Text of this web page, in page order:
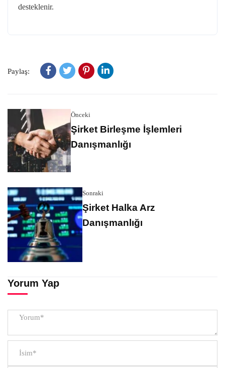
desteklenir.
Paylaş:
Önceki
Şirket Birleşme İşlemleri
Danışmanlığı
Sonraki
Şirket Halka Arz
Danışmanlığı
Yorum Yap